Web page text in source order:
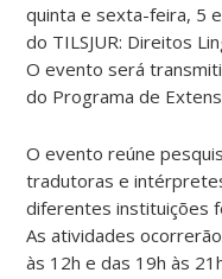
quinta e sexta-feira, 5
do TILSJUR: Direitos
O evento será
do Programa de
O evento reúne
tradutoras e
diferentes instituições
As atividades
às 12h e das 19h às